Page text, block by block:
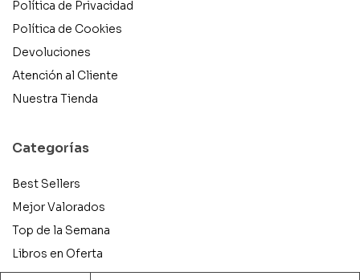
Política de Privacidad
Política de Cookies
Devoluciones
Atención al Cliente
Nuestra Tienda
Categorías
Best Sellers
Mejor Valorados
Top de la Semana
Libros en Oferta
Novedades